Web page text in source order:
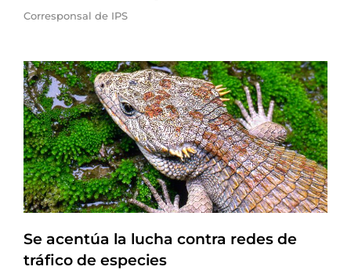
Corresponsal de IPS
Se acentúa la lucha contra redes de
tráfico de especies